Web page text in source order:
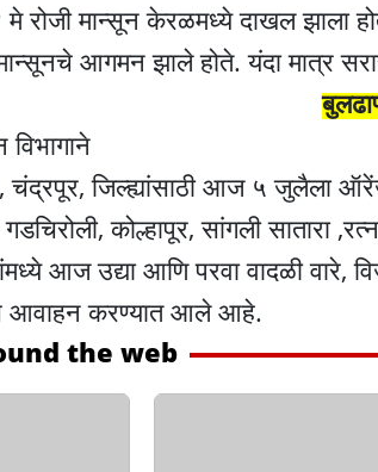
मे रोजी मान्सून केरळमध्ये दाखल झाला
आगमन झाले होते. यंदा मात्र
विभागाने
चंद्रपूर, जिल्ह्यांसाठी आज ५ जुलैला
गडचिरोली, कोल्हापूर, सांगली सातारा
आज उद्या आणि परवा वादळी वारे,
आवाहन करण्यात आले आहे.
the web